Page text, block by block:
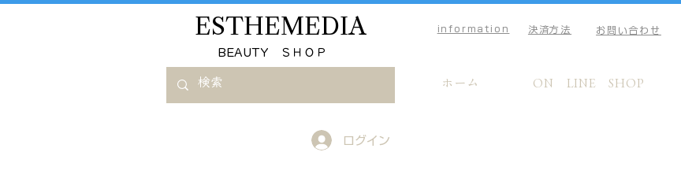
ESTHEMEDIA information 決済方法 お問い合わせ
​BEAUTY ＳＨＯＰ
ホーム ON LINE SHOP
ログイン